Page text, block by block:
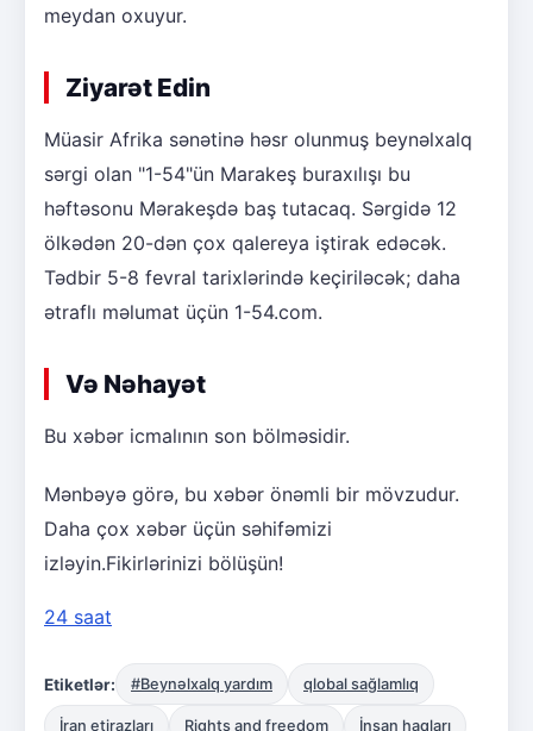
meydan oxuyur.
Ziyarət Edin
Müasir Afrika sənətinə həsr olunmuş beynəlxalq
sərgi olan "1-54"ün Marakeş buraxılışı bu
həftəsonu Mərakeşdə baş tutacaq. Sərgidə 12
ölkədən 20-dən çox qalereya iştirak edəcək.
Tədbir 5-8 fevral tarixlərində keçiriləcək; daha
ətraflı məlumat üçün 1-54.com.
Və Nəhayət
Bu xəbər icmalının son bölməsidir.
Mənbəyə görə, bu xəbər önəmli bir mövzudur.
Daha çox xəbər üçün səhifəmizi
izləyin.Fikirlərinizi bölüşün!
24 saat
Etiketlər: #Beynəlxalq yardım qlobal sağlamlıq
İran etirazları Rights and freedom İnsan haqları